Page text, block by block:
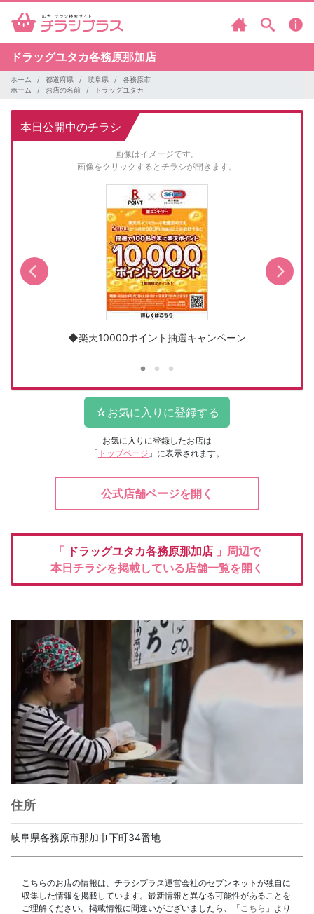
ドラッグユタカ各務原那加店
ホーム 都道府県 岐阜県
各務原市
ホーム
お店の名前 ドラッグユタカ
本日公開中のチラシ
画像はイメージです。
画像をクリックするとチラシが開きます。
◆楽天10000ポイント抽選キャンペーン
お気に入りに登録したお店は
「 トップページ 」に表示されます。
公式店舗ページを開く
「 ドラッグユタカ各務原那加店 」周辺で
本日チラシを掲載している店舗一覧を開く
住所
岐阜県各務原市那加巾下町34番地
こちらのお店の情報は、チラシプラス運営会社のセブンネットが独自に
収集した情報を掲載しています。最新情報と異なる可能性があることを
ご理解ください。掲載情報に間違いがございましたら、「 こちら 」より